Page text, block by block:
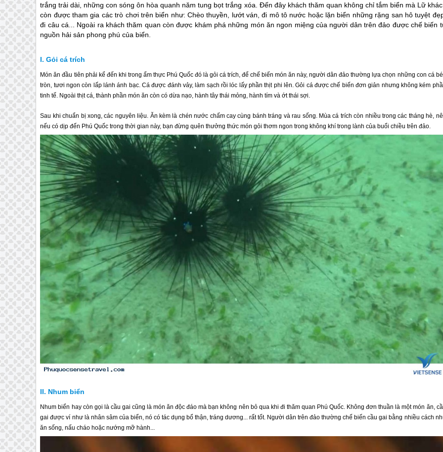
trắng trải dài, những con sóng ôn hòa quanh năm tung bọt trắng xóa. Đến đây khách thăm quan không chỉ tắm biển mà Lữ
còn được tham gia các trò chơi trên biển như: Chèo thuyền, lướt ván, đi mô tô nước hoặc lặn biển những rặng san hô tuyệt
đi câu cá... Ngoài ra khách thăm quan còn được khám phá những món ăn ngon miệng của người dân trên đảo được chế biến
nguồn hải sản phong phú của biển.
Gỏi cá trích
Món ăn đầu tiên phải kể đến khi trong ẩm thực Phú Quốcđó là gỏi cá trích, để chế biến món ăn này, người dân đảo thường lựa chọn những con cá
tròn, tươi ngon còn lấp lánh ánh bạc. Cá được đánh vảy, làm sạch rồi lóc lấy phần thịt phi lên. Gỏi cá được chế biến đơn giản nhưng không kém
tinh tế. Ngoài thịt cá, thành phần món ăn còn có dừa nạo, hành tây thái mỏng, hành tím và ớt thái sợi.
Sau khi chuẩn bị xong, các nguyên liệu. Ăn kèm là chén nước chấm cay cùng bánh tráng và rau sống. Mùa cá trích còn nhiều trong các tháng hè,
nếu có dịp đến Phú Quốc trong thời gian này, bạn đừng quên thưởng thức món gỏi thơm ngon trong không khí trong lành của buổi chiều trên đảo.
Nhum biển
Nhum biển hay còn gọi là cầu gai cũng là món ăn độc đáo mà bạn không nên bỏ qua khi đi thăm quan Phú Quốc. Không đơn thuần là một món ăn,
gai được ví như là nhân sâm của biển, nó có tác dụng bổ thận, tráng dương... rất tốt. Người dân trên đảo thường chế biến cầu gai bằng nhiều cách
ăn sống, nấu cháo hoặc nướng mỡ hành...